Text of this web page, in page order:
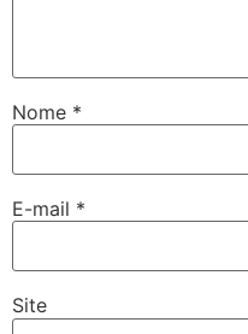
Nome *
E-mail *
Site